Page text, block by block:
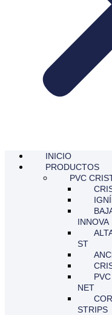
INICIO
PRODUCTOS
PVC
INNOVA
ST
NET
STRIPS